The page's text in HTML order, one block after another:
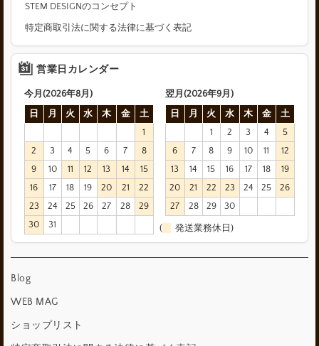
STEM DESIGNのコンセプト
特定商取引法に関する法律に基づく表記
営業日カレンダー
今月(2026年8月)
日
月 火 水 木 金
土
1
2
3 4 5 6 7
8
9
10 11 12 13 14
15
16
17 18 19 20 21
22
23
24 25 26 27 28
29
30
31
翌月(2026年9月)
日
月 火 水 木 金
土
1
2 3 4
5
6
7 8 9 10 11
12
13
14 15 16 17 18
19
20
21 22 23 24 25
26
27
28 29 30
( 発送業務休日)
Blog
WEB MAG
ショップリスト